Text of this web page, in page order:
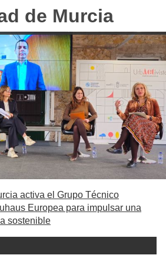
de Murcia
activa el Grupo Técnico
Europea para impulsar una
sostenible